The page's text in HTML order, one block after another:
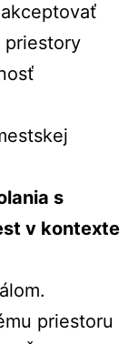
priestory
s
v kontexte
priestoru